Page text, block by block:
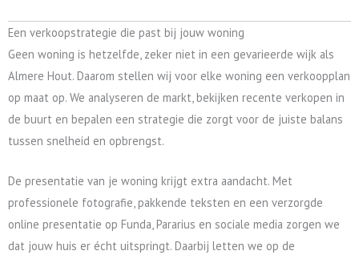
Een verkoopstrategie die past bij jouw woning
Geen woning is hetzelfde, zeker niet in een gevarieerde wijk als
Almere Hout. Daarom stellen wij voor elke woning een verkoopplan
op maat op. We analyseren de markt, bekijken recente verkopen in
de buurt en bepalen een strategie die zorgt voor de juiste balans
tussen snelheid en opbrengst.
De presentatie van je woning krijgt extra aandacht. Met
professionele fotografie, pakkende teksten en een verzorgde
online presentatie op Funda, Pararius en sociale media zorgen we
dat jouw huis er écht uitspringt. Daarbij letten we op de